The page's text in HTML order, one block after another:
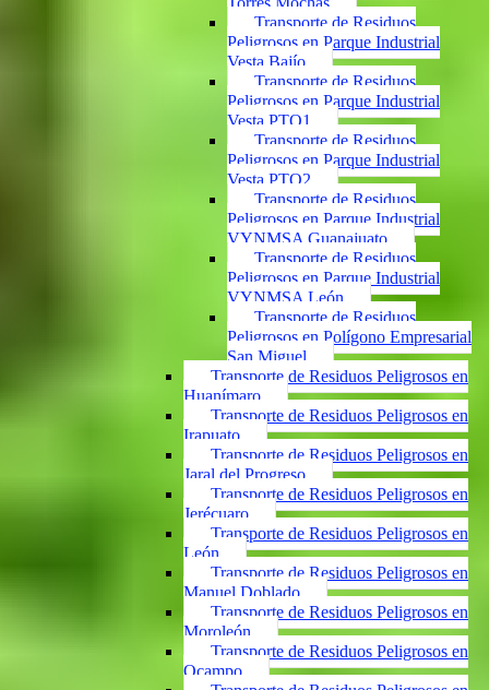
Transporte de Residuos
Peligrosos en Parque Industrial
Vesta Bajío
Transporte de Residuos
Peligrosos en Parque Industrial
Vesta PTO1
Transporte de Residuos
Peligrosos en Parque Industrial
Vesta PTO2
Transporte de Residuos
Peligrosos en Parque Industrial
VYNMSA Guanajuato
Transporte de Residuos
Peligrosos en Parque Industrial
VYNMSA León
Transporte de Residuos
Peligrosos en Polígono Empresarial
San Miguel
Transporte de Residuos Peligrosos en
Huanímaro
Transporte de Residuos Peligrosos en
Irapuato
Transporte de Residuos Peligrosos en
Jaral del Progreso
Transporte de Residuos Peligrosos en
Jerécuaro
Transporte de Residuos Peligrosos en
León
Transporte de Residuos Peligrosos en
Manuel Doblado
Transporte de Residuos Peligrosos en
Moroleón
Transporte de Residuos Peligrosos en
Ocampo